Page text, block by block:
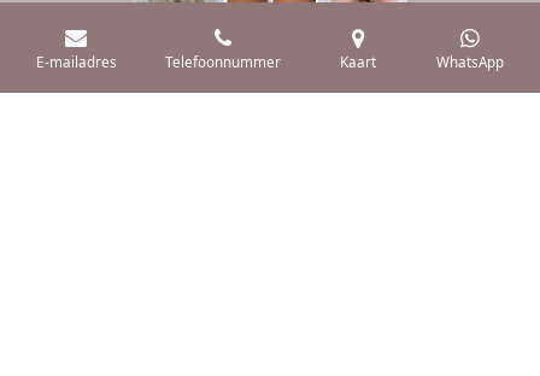
E-mailadres Telefoonnummer Kaart WhatsApp